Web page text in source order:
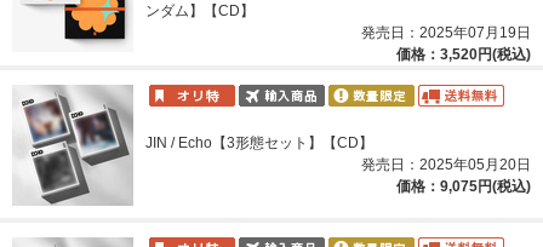
ンダム】【CD】
発売日：2025年07月19日
価格：3,520円(税込)
JIN / Echo【3形態セット】【CD】
発売日：2025年05月20日
価格：9,075円(税込)